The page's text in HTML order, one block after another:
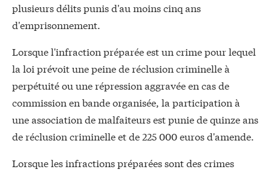
plusieurs délits punis d'au moins cinq ans
d'emprisonnement.
Lorsque l'infraction préparée est un crime pour lequel
la loi prévoit une peine de réclusion criminelle à
perpétuité ou une répression aggravée en cas de
commission en bande organisée, la participation à
une association de malfaiteurs est punie de quinze ans
de réclusion criminelle et de 225 000 euros d'amende.
Lorsque les infractions préparées sont des crimes